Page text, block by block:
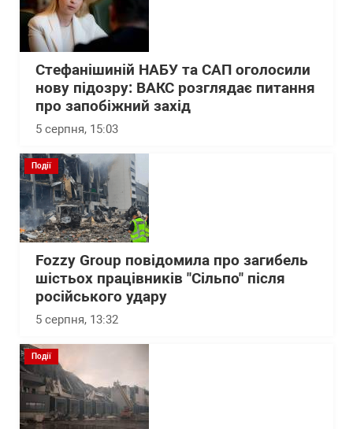
Стефанішиній НАБУ та САП оголосили
нову підозру: ВАКС розглядає питання
про запобіжний захід
5 серпня, 15:03
Події
Fozzy Group повідомила про загибель
шістьох працівників "Сільпо" після
російського удару
5 серпня, 13:32
Події